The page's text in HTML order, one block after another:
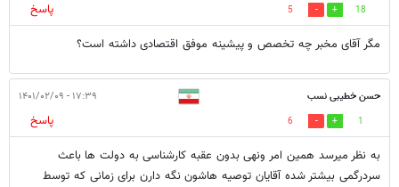
18
5
پاسخ
مگر آقای مخبر چه تخصص و پیشینه موفق اقتصادی داشته است؟
حسن خطیبی نسب ۱۷:۳۹ - ۱۴۰۱/۰۲/۰۹
1
6
پاسخ
به نظر میرسد همین امر ونهی بدون عقبه کارشناسی به دولت ها باعث
سردرگمی بیشتر شده آقایان توصیه هاشون نگه دارن برای زمانی که توسط